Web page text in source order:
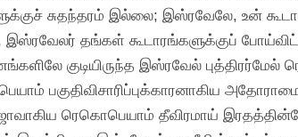
சுதந்தரம் இல்லை; இஸ்ரவேலே, உன்
தங்கள் கூடாரங்களுக்குப்
குடியிருந்த இஸ்ரவேல் புத்திரர்மேல்
பகுதிவிசாரிப்புக்காரனாகிய
ரெகொபெயாம் தீவிரமாய்